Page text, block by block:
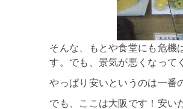
そんな、もとや食堂にも危機
す。でも、景気が悪くなって
やっぱり安いというのは一番
でも、ここは大阪です！安い